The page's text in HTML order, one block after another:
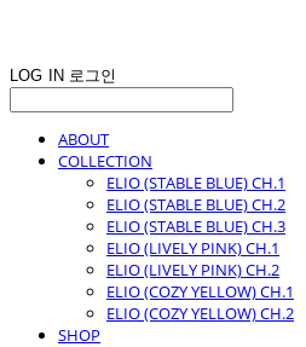
LOG IN 로그인
ABOUT
COLLECTION
ELIO (STABLE BLUE) CH.1
ELIO (STABLE BLUE) CH.2
ELIO (STABLE BLUE) CH.3
ELIO (LIVELY PINK) CH.1
ELIO (LIVELY PINK) CH.2
ELIO (COZY YELLOW) CH.1
ELIO (COZY YELLOW) CH.2
SHOP